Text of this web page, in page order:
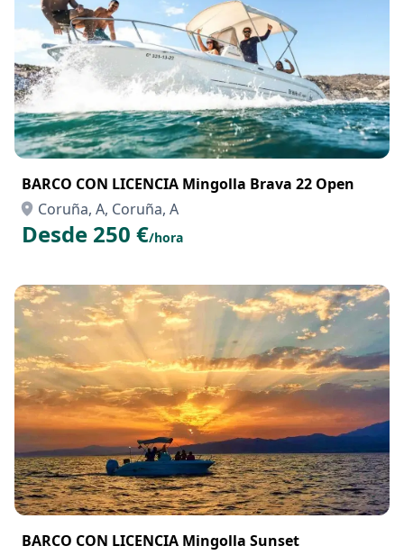
BARCO CON LICENCIA Mingolla Brava 22 Open
Coruña, A, Coruña, A
Desde 250 €/hora
BARCO CON LICENCIA Mingolla Sunset